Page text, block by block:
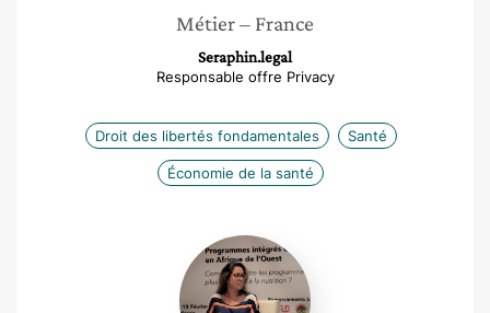
Métier– France
Seraphin.legal
Responsable offre Privacy
Droit des libertés fondamentales Santé
Économie de la santé
Nathalie
Klein